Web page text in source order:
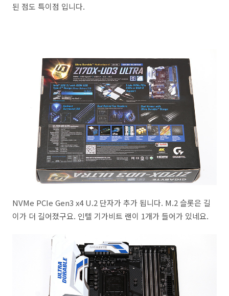
된 점도 특이점 입니다.
NVMe PCIe Gen3 x4 U.2 단자가 추가 됩니다. M.2 슬롯은 길
이가 더 길어졌구요. 인텔 기가비트 랜이 1개가 들어가 있네요.